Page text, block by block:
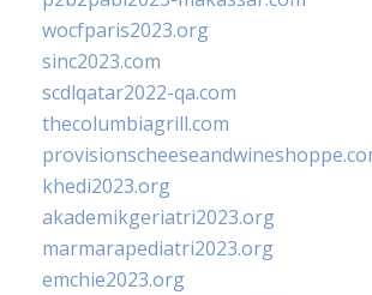
wocfparis2023.org
sinc2023.com
scdlqatar2022-qa.com
thecolumbiagrill.com
khedi2023.org
akademikgeriatri2023.org
marmarapediatri2023.org
emchie2023.org